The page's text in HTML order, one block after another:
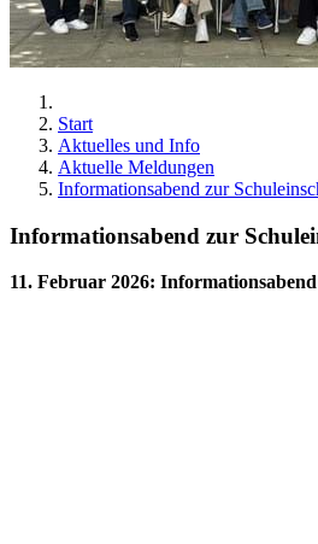
Start
Aktuelles und Info
Aktuelle Meldungen
Informationsabend zur
Informationsabend zur
11. Februar 2026: